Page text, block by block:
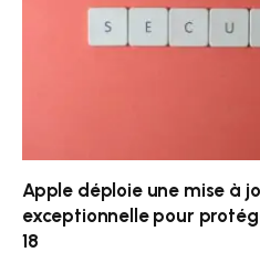
Apple déploie une mise à
exceptionnelle pour
18